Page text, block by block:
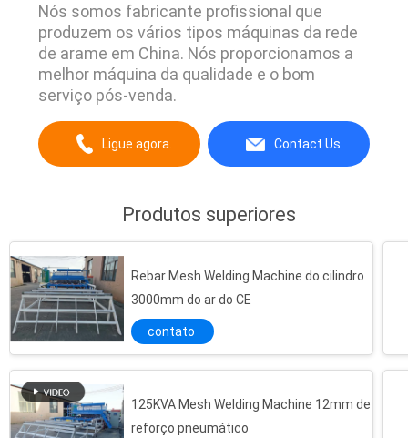
Nós somos fabricante profissional que
produzem os vários tipos máquinas da rede
de arame em China. Nós proporcionamos a
melhor máquina da qualidade e o bom
serviço pós-venda.
Ligue agora. Contact Us
Produtos superiores
Rebar Mesh Welding Machine do cilindro
3000mm do ar do CE
contato
125KVA Mesh Welding Machine 12mm de
reforço pneumático